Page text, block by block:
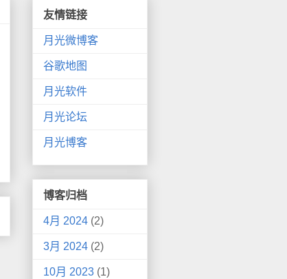
友情链接
月光微博客
谷歌地图
月光软件
月光论坛
月光博客
博客归档
4月 2024 (2)
3月 2024 (2)
10月 2023 (1)